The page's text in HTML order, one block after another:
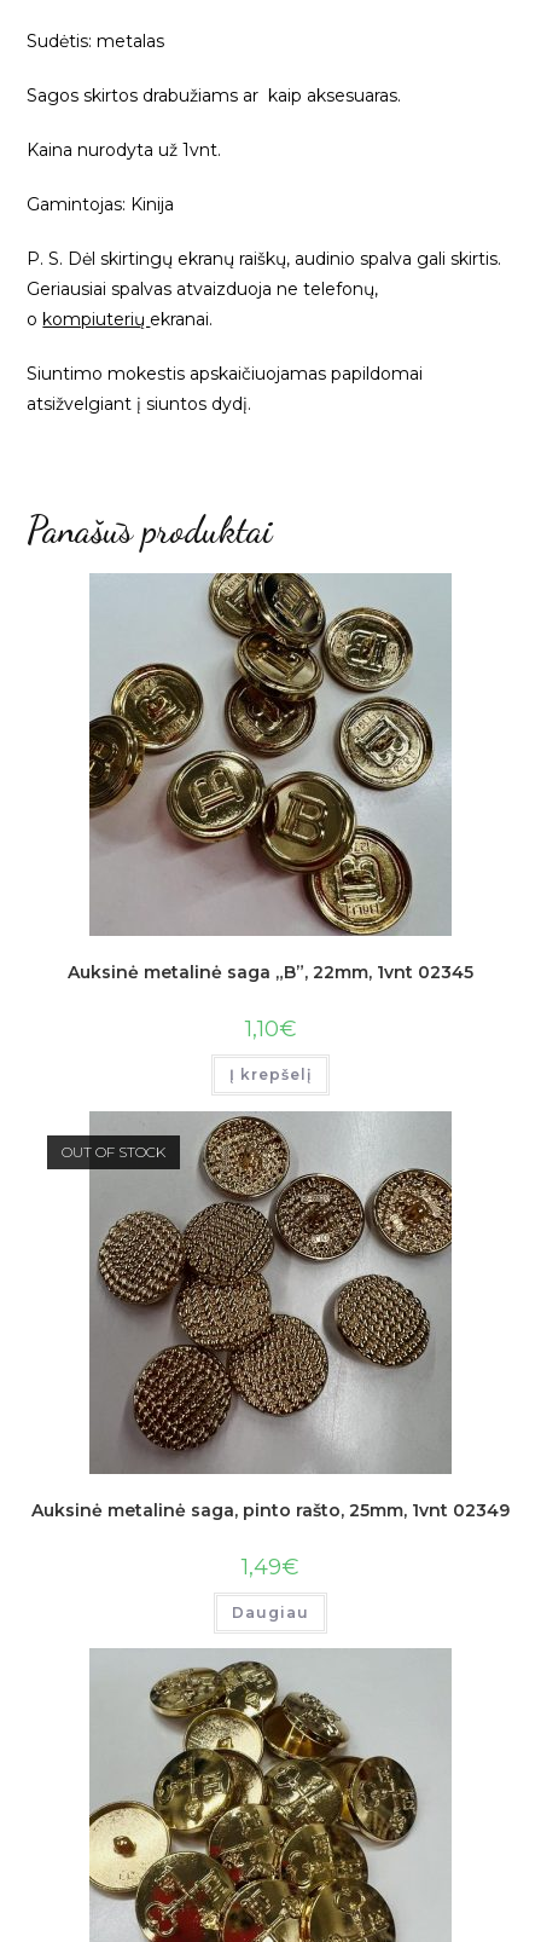
Sudėtis: metalas
Sagos skirtos drabužiams ar kaip aksesuaras.
Kaina nurodyta už 1vnt.
Gamintojas: Kinija
P. S. Dėl skirtingų ekranų raiškų, audinio spalva gali skirtis.
Geriausiai spalvas atvaizduoja ne telefonų,
o kompiuterių ekranai.
Siuntimo mokestis apskaičiuojamas papildomai
atsižvelgiant į siuntos dydį.
Panašūs produktai
Auksinė metalinė saga „B”, 22mm, 1vnt 02345
1,10€
Į krepšelį
OUT OF STOCK
Auksinė metalinė saga, pinto rašto, 25mm, 1vnt 02349
1,49€
Daugiau